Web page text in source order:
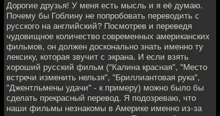
Дорогие друзья! У меня есть мысль и я её думаю.
Почему бы Гоблину не попробовать переводить с
русского на английский? Посмотрев и переведя
чудовищное количество современных американских
фильмов, он должен досконально знать именно ту
лексику, которая звучит с экрана. И если взять
хороший русский фильм ("Калина красная", "Место
встречи изменить нельзя", "Бриллиантовая рука",
"Джентльмены удачи" - к примеру) можно было бы
сделать прекрасный перевод. Я подозреваю, что
наши фильмы незнакомы в Америке именно из-за